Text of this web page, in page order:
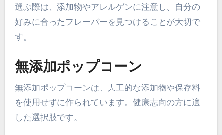
選ぶ際は、添加物やアレルゲンに注意し、自分の
好みに合ったフレーバーを見つけることが大切で
す。
無添加ポップコーン
無添加ポップコーンは、人工的な添加物や保存料
を使用せずに作られています。健康志向の方に適
した選択肢です。